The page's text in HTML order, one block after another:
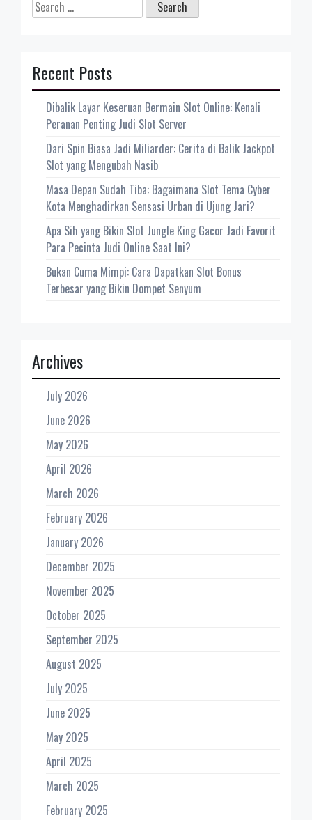
Search
for:
Recent Posts
Dibalik Layar Keseruan Bermain Slot Online: Kenali
Peranan Penting Judi Slot Server
Dari Spin Biasa Jadi Miliarder: Cerita di Balik Jackpot
Slot yang Mengubah Nasib
Masa Depan Sudah Tiba: Bagaimana Slot Tema Cyber
Kota Menghadirkan Sensasi Urban di Ujung Jari?
Apa Sih yang Bikin Slot Jungle King Gacor Jadi Favorit
Para Pecinta Judi Online Saat Ini?
Bukan Cuma Mimpi: Cara Dapatkan Slot Bonus
Terbesar yang Bikin Dompet Senyum
Archives
July 2026
June 2026
May 2026
April 2026
March 2026
February 2026
January 2026
December 2025
November 2025
October 2025
September 2025
August 2025
July 2025
June 2025
May 2025
April 2025
March 2025
February 2025